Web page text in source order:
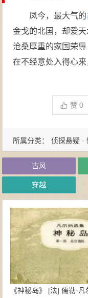
凤今，最大气的
金戈的北国，却爱
沧桑厚重的家国荣
在不经意处入得心来
赞0
所属分类： 侦探悬疑 ·
古风
穿越
《神秘岛》 [法] 儒勒·凡